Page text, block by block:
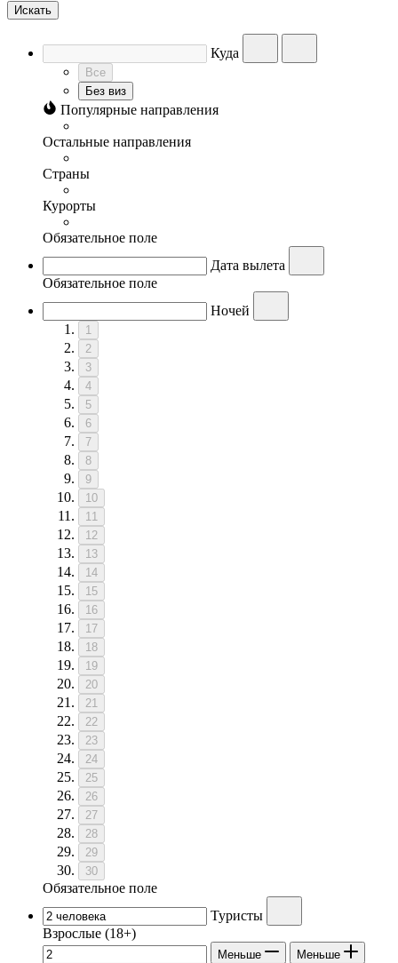
Искать
Куда
Все
Без виз
Популярные направления
Остальные направления
Страны
Курорты
Обязательное поле
Дата вылета
Обязательное поле
Ночей
1
2
3
4
5
6
7
8
9
10
11
12
13
14
15
16
17
18
19
20
21
22
23
24
25
26
27
28
29
30
Обязательное поле
Туристы
Взрослые (18+)
Меньше Меньше